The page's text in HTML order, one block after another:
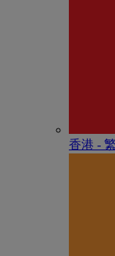
香港 -